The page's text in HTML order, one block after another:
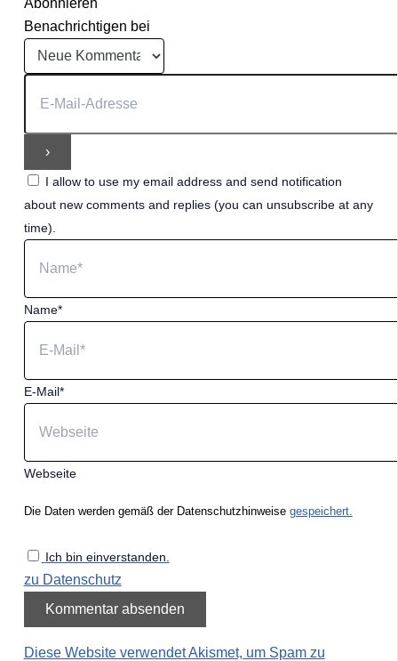
Abonnieren
Benachrichtigen bei
I allow to use my email address and send notification
about new comments and replies (you can unsubscribe at any
time).
Name*
E-Mail*
Webseite
Die Daten werden gemäß der Datenschutzhinweise gespeichert.
Ich bin einverstanden.
zu Datenschutz
Diese Website verwendet Akismet, um Spam zu